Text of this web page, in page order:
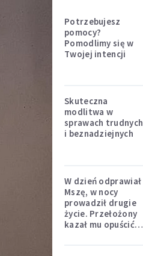
Potrzebujesz
pomocy?
Pomodlimy się w
Twojej intencji
Skuteczna
modlitwa w
sprawach trudnych
i beznadziejnych
W dzień odprawiał
Mszę, w nocy
prowadził drugie
życie. Przełożony
kazał mu opuścić